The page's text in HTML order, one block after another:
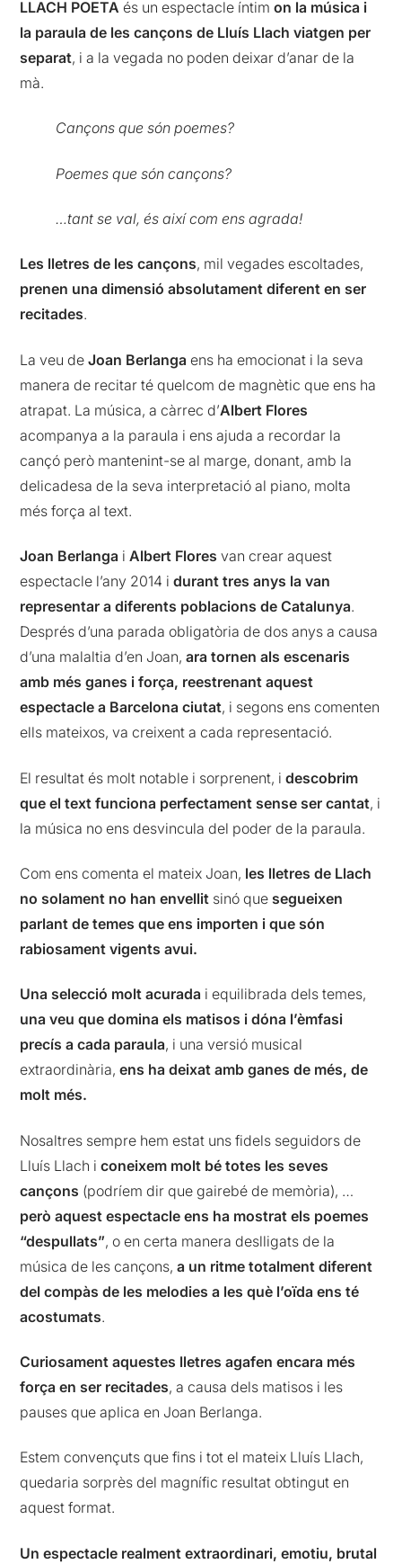
LLACH POETA és un espectacle íntim on la música i
la paraula de les cançons de Lluís Llach viatgen per
separat, i a la vegada no poden deixar d’anar de la
mà.
Cançons que són poemes?
Poemes que són cançons?
…tant se val, és així com ens agrada!
Les lletres de les cançons, mil vegades escoltades,
prenen una dimensió absolutament diferent en ser
recitades.
La veu deJoan Berlanga ens ha emocionat i la seva
manera de recitar té quelcom de magnètic que ens ha
atrapat. La música, a càrrec d’Albert Flores
acompanya a la paraula i ens ajuda a recordar la
cançó però mantenint-se al marge, donant, amb la
delicadesa de la seva interpretació al piano, molta
més força al text.
Joan Berlanga iAlbert Flores van crear aquest
espectacle l’any 2014 idurant tres anys la van
representar a diferents poblacions de Catalunya.
Després d’una parada obligatòria de dos anys a causa
d’una malaltia d’en Joan,ara tornen als escenaris
amb més ganes i força, reestrenant aquest
espectacle a Barcelona ciutat, i segons ens comenten
ells mateixos, va creixent a cada representació.
El resultat és molt notable i sorprenent, idescobrim
que el text funciona perfectament sense ser cantat, i
la música no ens desvincula del poder de la paraula.
Com ens comenta el mateix Joan, les lletres de Llach
no solament no han envellit sinó que segueixen
parlant de temes que ens importen i que són
rabiosament vigents avui.
Una selecció molt acurada i equilibrada dels temes,
una veu que domina els matisos i dóna l’èmfasi
precís a cada paraula, i una versió musical
extraordinària,ens ha deixat amb ganes de més, de
molt més.
Nosaltres sempre hem estat uns fidels seguidors de
Lluís Llach iconeixem molt bé totes les seves
cançons (podríem dir que gairebé de memòria), …
però aquest espectacle ens ha mostrat els poemes
“despullats”, o en certa manera deslligats de la
música de les cançons,a un ritme totalment diferent
del compàs de les melodies a les què l’oïda ens té
acostumats.
Curiosament aquestes lletres agafen encara més
força en ser recitades, a causa dels matisos i les
pauses que aplica en Joan Berlanga.
Estem convençuts que fins i tot el mateix Lluís Llach,
quedaria sorprès del magnífic resultat obtingut en
aquest format.
Un espectacle realment extraordinari, emotiu, brutal